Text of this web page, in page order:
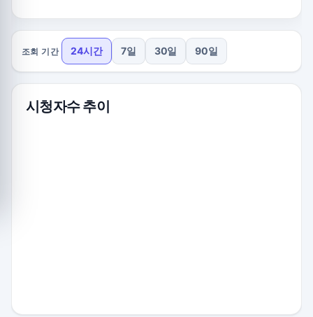
조회 기간 24시간 7일 30일 90일
시청자수 추이